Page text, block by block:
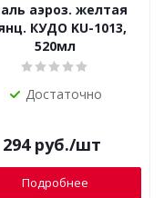
аэроз. желтая
КУДО KU-1013,
520мл
Достаточно
294руб./шт
Подробнее